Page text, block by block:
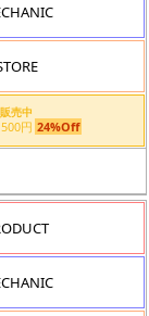
販売中
Amazon 500円 24%Off